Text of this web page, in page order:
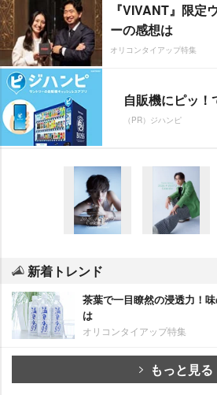
『VIVANT』限定
ーの感想は
オリコンタイアップ特集
自販機にピッ！
（PR）ジハンピ
新着トレンド
茶葉で一目瞭然の浸透力！
は
オリコンタイアップ特集
もっと見る